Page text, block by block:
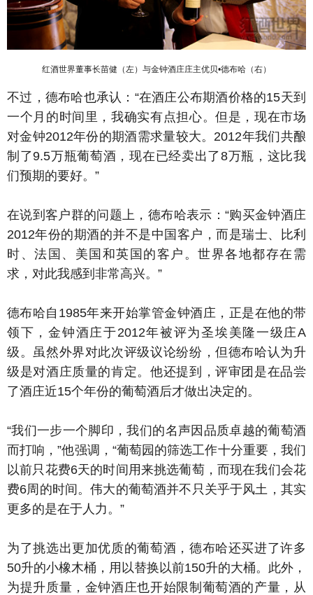
红酒世界董事长苗健（左）与金钟酒庄庄主优贝•德布哈（右）
不过，德布哈也承认：“在酒庄公布期酒价格的15天到
一个月的时间里，我确实有点担心。但是，现在市场
对金钟2012年份的期酒需求量较大。2012年我们共酿
制了9.5万瓶葡萄酒，现在已经卖出了8万瓶，这比我
们预期的要好。”
在说到客户群的问题上，德布哈表示：“购买金钟酒庄
2012年份的期酒的并不是中国客户，而是瑞士、比利
时、法国、美国和英国的客户。世界各地都存在需
求，对此我感到非常高兴。”
德布哈自1985年来开始掌管金钟酒庄，正是在他的带
领下，金钟酒庄于2012年被评为圣埃美隆一级庄A
级。虽然外界对此次评级议论纷纷，但德布哈认为升
级是对酒庄质量的肯定。他还提到，评审团是在品尝
了酒庄近15个年份的葡萄酒后才做出决定的。
“我们一步一个脚印，我们的名声因品质卓越的葡萄酒
而打响，”他强调，“葡萄园的筛选工作十分重要，我们
以前只花费6天的时间用来挑选葡萄，而现在我们会花
费6周的时间。伟大的葡萄酒并不只关乎于风土，其实
更多的是在于人力。”
为了挑选出更加优质的葡萄酒，德布哈还买进了许多
50升的小橡木桶，用以替换以前150升的大桶。此外，
为提升质量，金钟酒庄也开始限制葡萄酒的产量，从